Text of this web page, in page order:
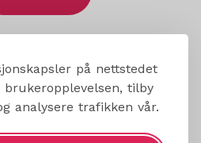
på nettstedet
tilby
analysere trafikken vår.